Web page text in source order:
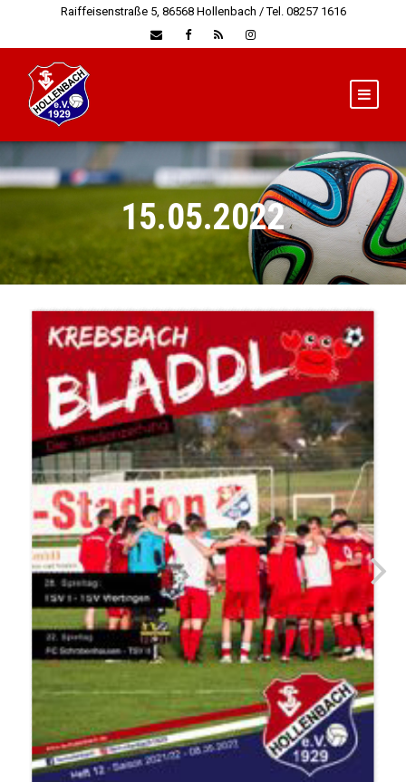
Raiffeisenstraße 5, 86568 Hollenbach / Tel. 08257 1616
15.05.2022